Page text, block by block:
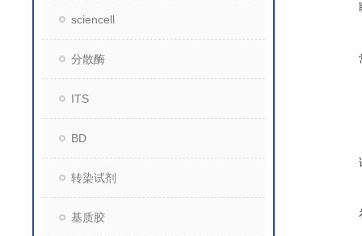
sciencell
分散酶
ITS
BD
转染试剂
基质胶